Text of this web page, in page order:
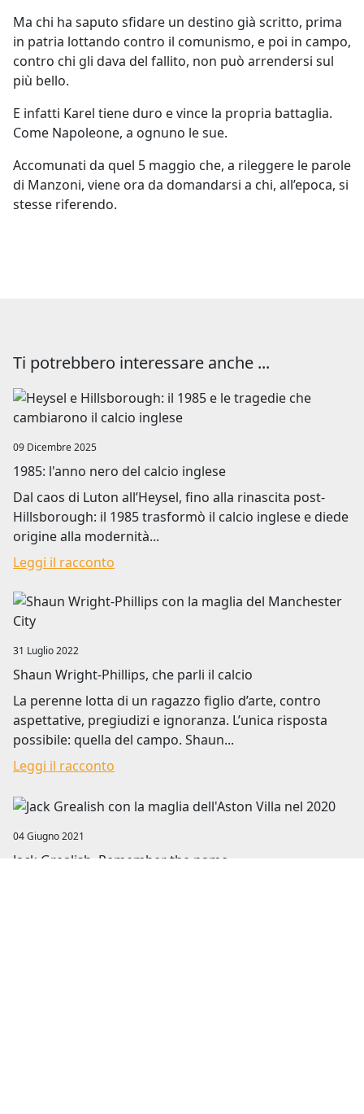
Ma chi ha saputo sfidare un destino già scritto, prima
in patria lottando contro il comunismo, e poi in campo,
contro chi gli dava del fallito, non può arrendersi sul
più bello.
E infatti Karel tiene duro e vince la propria battaglia.
Come Napoleone, a ognuno le sue.
Accomunati da quel 5 maggio che, a rileggere le parole
di Manzoni, viene ora da domandarsi a chi, all’epoca, si
stesse riferendo.
Ti potrebbero interessare anche ...
Image
09 Dicembre 2025
1985: l'anno nero del calcio inglese
Dal caos di Luton all’Heysel, fino alla rinascita post-
Hillsborough: il 1985 trasformò il calcio inglese e diede
origine alla modernità...
Leggi il racconto
Image
31 Luglio 2022
Shaun Wright-Phillips, che parli il calcio
La perenne lotta di un ragazzo figlio d’arte, contro
aspettative, pregiudizi e ignoranza. L’unica risposta
possibile: quella del campo. Shaun...
Leggi il racconto
Image
04 Giugno 2021
Jack Grealish, Remember the name